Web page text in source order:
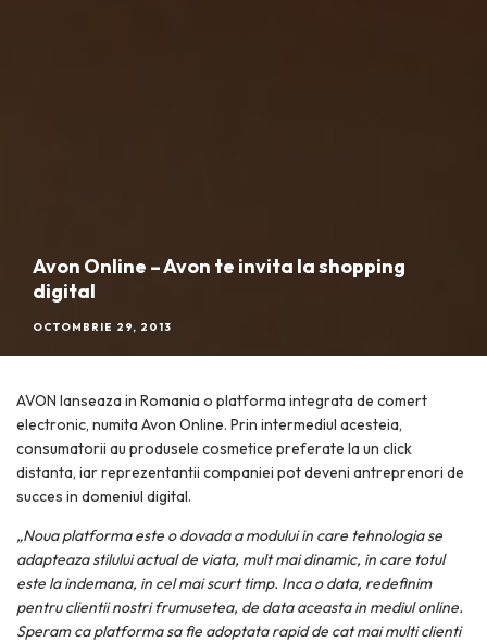
Avon Online – Avon te invita la shopping
digital
OCTOMBRIE 29, 2013
AVON lanseaza in Romania o platforma integrata de comert
electronic, numita Avon Online. Prin intermediul acesteia,
consumatorii au produsele cosmetice preferate la un click
distanta, iar reprezentantii companiei pot deveni antreprenori de
succes in domeniul digital.
„Noua platforma este o dovada a modului in care tehnologia se
adapteaza stilului actual de viata, mult mai dinamic, in care totul
este la indemana, in cel mai scurt timp. Inca o data, redefinim
pentru clientii nostri frumusetea, de data aceasta in mediul online.
Speram ca platforma sa fie adoptata rapid de cat mai multi clienti